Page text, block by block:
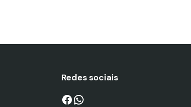
Redes sociais
Facebook WhatsApp